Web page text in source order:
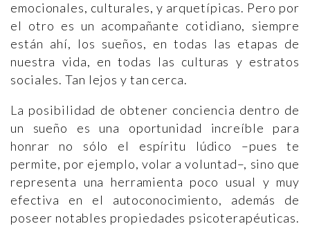
emocionales, culturales, y arquetípicas. Pero por
el otro es un acompañante cotidiano, siempre
están ahí, los sueños, en todas las etapas de
nuestra vida, en todas las culturas y estratos
sociales. Tan lejos y tan cerca.
La posibilidad de obtener conciencia dentro de
un sueño es una oportunidad increíble para
honrar no sólo el espíritu lúdico –pues te
permite, por ejemplo, volar a voluntad–, sino que
representa una herramienta poco usual y muy
efectiva en el autoconocimiento, además de
poseer notables propiedades psicoterapéuticas.